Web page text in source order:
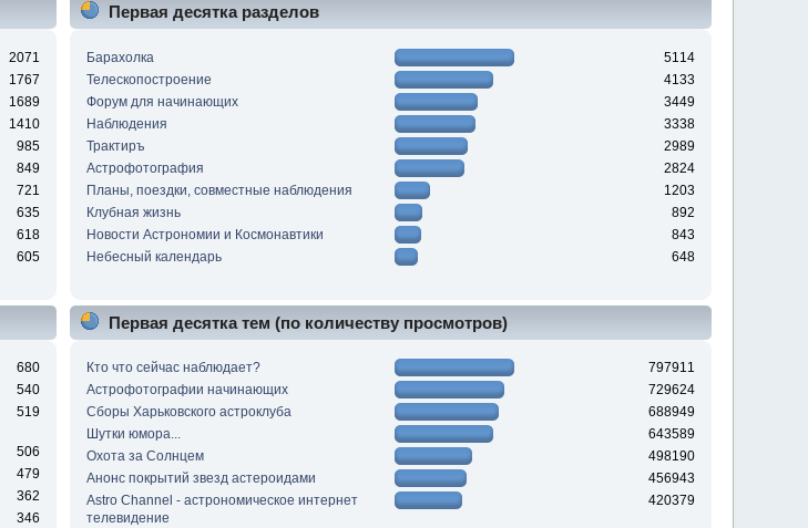
2071
1767
1689
1410
985
849
721
635
618
605
Первая десятка разделов
Барахолка
5114
Телескопостроение
4133
Форум для начинающих
3449
Наблюдения
3338
Трактиръ
2989
Астрофотография
2824
Планы, поездки, совместные наблюдения
1203
Клубная жизнь
892
Новости Астрономии и Космонавтики
843
Небесный календарь
648
680
540
519
506
479
362
346
Первая десятка тем (по количеству просмотров)
Кто что сейчас наблюдает?
797911
Астрофотографии начинающих
729624
Сборы Харьковского астроклуба
688949
Шутки юмора...
643589
Охота за Солнцем
498190
Анонс покрытий звезд астероидами
456943
Astro Channel - астрономическое интернет
телевидение
420379